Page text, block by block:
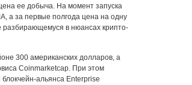
ее добыча. На момент запуска
а за первые полгода цена на одну
разбирающемуся в нюансах крипто-
300 американских долларов, а
Сoinmarketcap. При этом
альянса Enterprise